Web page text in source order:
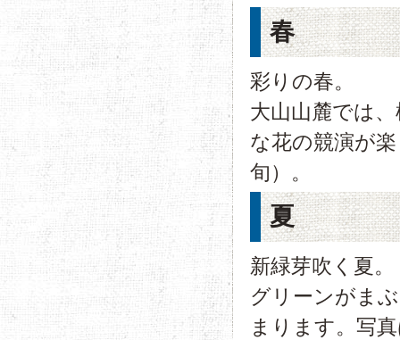
春
彩りの春。
大山山麓では
な花の競演が
旬）。
夏
新緑芽吹く夏。
グリーンがま
まります。写